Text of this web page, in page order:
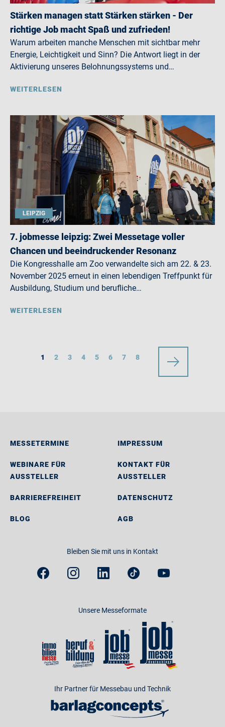
Stärken managen statt Stärken stärken - Der
richtige Job macht Spaß und zufrieden!
Warum arbeiten manche Menschen mit sichtbar mehr
Energie, Leichtigkeit und Sinn? Die Antwort liegt in der
Aktivierung unseres Belohnungssystems und…
WEITERLESEN
LEIPZIG
7. jobmesse leipzig: Zwei Messetage voller
Chancen und beeindruckender Resonanz
Die Kongresshalle am Zoo verwandelte sich am 22. & 23.
November 2025 erneut in einen lebendigen Treffpunkt für
Ausbildung, Studium und berufliche…
WEITERLESEN
1 2 3 4 5 6 7 8
MESSETERMINE
WEBINARE FÜR
AUSSTELLER
BARRIEREFREIHEIT
BLOG
IMPRESSUM
KONTAKT FÜR
AUSSTELLER
DATENSCHUTZ
AGB
Bleiben Sie mit uns in Kontakt
Unsere Messeformate
Ihr Partner für Messebau und Technik